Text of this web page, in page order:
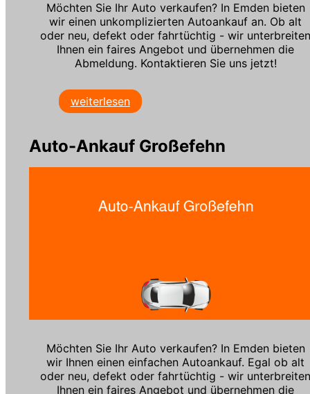
Möchten Sie Ihr Auto verkaufen? In Emden bieten
wir einen unkomplizierten Autoankauf an. Ob alt
oder neu, defekt oder fahrtüchtig - wir
Ihnen ein faires Angebot und übernehmen die
Abmeldung. Kontaktieren Sie uns jetzt!
weiterlesen
Auto-Ankauf Großefehn
Möchten Sie Ihr Auto verkaufen? In Emden bieten
wir Ihnen einen einfachen Autoankauf. Egal ob alt
oder neu, defekt oder fahrtüchtig - wir
Ihnen ein faires Angebot und übernehmen die